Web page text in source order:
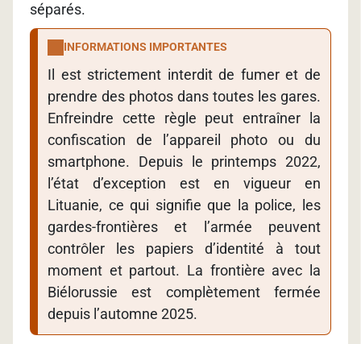
séparés.
INFORMATIONS IMPORTANTES
Il est strictement interdit de fumer et de
prendre des photos dans toutes les gares.
Enfreindre cette règle peut entraîner la
confiscation de l’appareil photo ou du
smartphone. Depuis le printemps 2022,
l’état d’exception est en vigueur en
Lituanie, ce qui signifie que la police, les
gardes-frontières et l’armée peuvent
contrôler les papiers d’identité à tout
moment et partout. La frontière avec la
Biélorussie est complètement fermée
depuis l’automne 2025.